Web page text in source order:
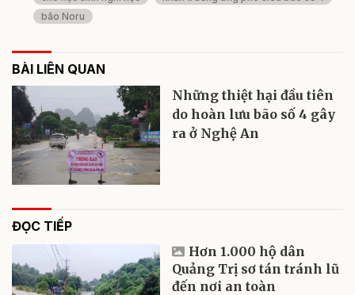
bão Noru
BÀI LIÊN QUAN
Những thiệt hại đầu tiên
do hoàn lưu bão số 4 gây
ra ở Nghệ An
ĐỌC TIẾP
Hơn 1.000 hộ dân
Quảng Trị sơ tán tránh lũ
đến nơi an toàn